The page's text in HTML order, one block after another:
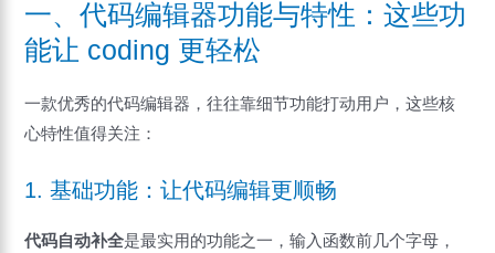
一、代码编辑器功能与特性：这些功
能让 coding 更轻松
一款优秀的代码编辑器，往往靠细节功能打动用户，这些核
心特性值得关注：
1. 基础功能：让代码编辑更顺畅
代码自动补全是最实用的功能之一，输入函数前几个字母，